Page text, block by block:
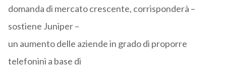
domanda di mercato crescente, corrisponderà –
sostiene Juniper –
un aumento delle aziende in grado di proporre
telefonini a base di